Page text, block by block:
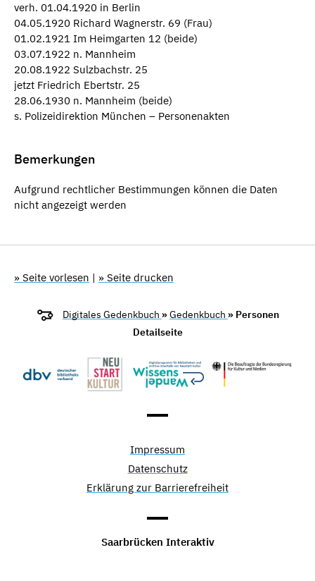
verh. 01.04.1920 in Berlin
04.05.1920 Richard Wagnerstr. 69 (Frau)
01.02.1921 Im Heimgarten 12 (beide)
03.07.1922 n. Mannheim
20.08.1922 Sulzbachstr. 25
jetzt Friedrich Ebertstr. 25
28.06.1930 n. Mannheim (beide)
s. Polizeidirektion München – Personenakten
Bemerkungen
Aufgrund rechtlicher Bestimmungen können die Daten
nicht angezeigt werden
» Seite vorlesen | » Seite drucken
Digitales Gedenkbuch »Gedenkbuch » Personen
Detailseite
Impressum
Datenschutz
Erklärung zur Barrierefreiheit
Saarbrücken Interaktiv